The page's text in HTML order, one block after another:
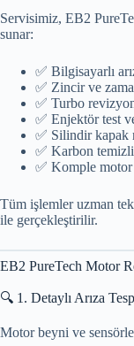
Servisimiz, EB2
sunar:
✅ Bilgisayarlı
✅ Zincir ve
✅ Turbo
✅ Enjektör test
✅ Silindir kapak
✅ Karbon
✅ Komple
Tüm işlemler uzman
ile gerçekleştirilir.
EB2 PureTech Motor
🔍 1. Detaylı Arıza
Motor beyni ve